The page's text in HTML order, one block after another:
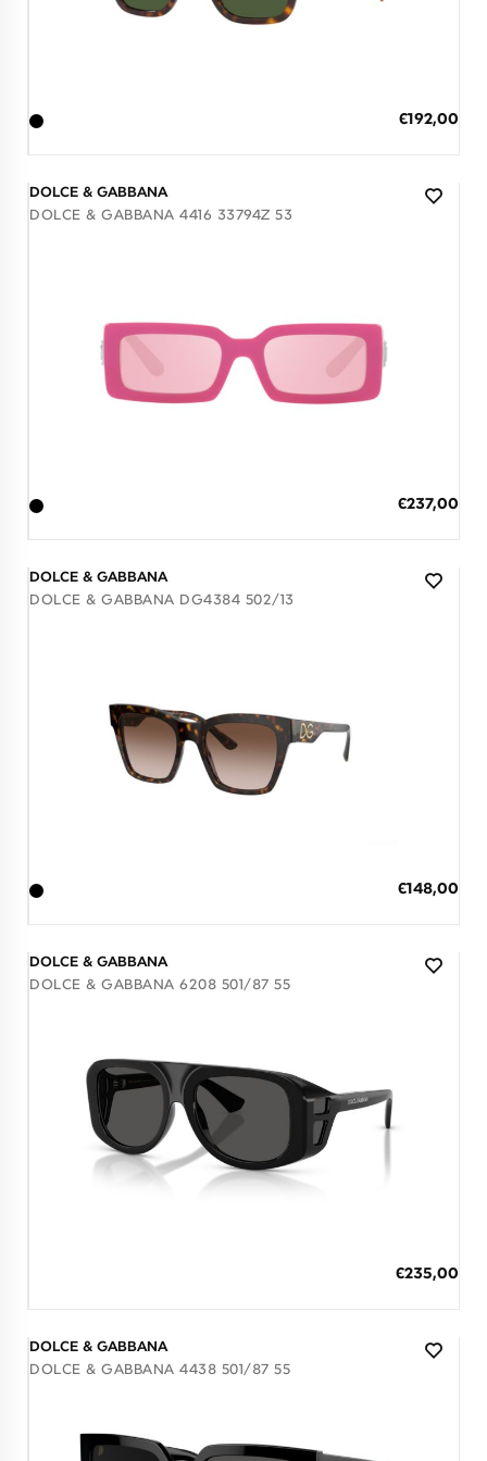
Ειδική
€192,00
DOLCE & GABBANA
DOLCE & GABBANA 4416 33794Z 53
Ειδική
€237,00
DOLCE & GABBANA
DOLCE & GABBANA DG4384 502/13
Ειδική
€148,00
DOLCE & GABBANA
DOLCE & GABBANA 6208 501/87 55
Ειδική
€235,00
DOLCE & GABBANA
DOLCE & GABBANA 4438 501/87 55